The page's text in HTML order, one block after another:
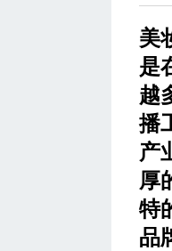
美
是
越
播
产
厚
特
品